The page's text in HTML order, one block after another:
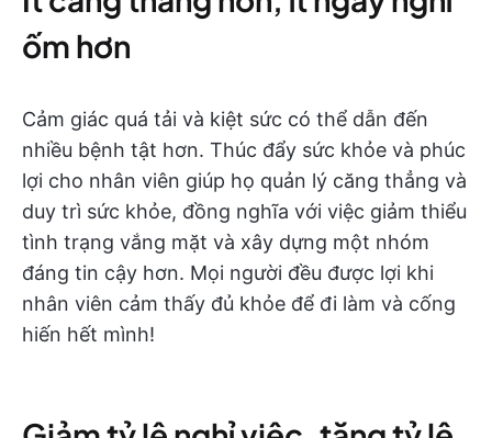
ốm hơn
Cảm giác quá tải và kiệt sức có thể dẫn đến
nhiều bệnh tật hơn. Thúc đẩy sức khỏe và phúc
lợi cho nhân viên giúp họ quản lý căng thẳng và
duy trì sức khỏe, đồng nghĩa với việc giảm thiểu
tình trạng vắng mặt và xây dựng một nhóm
đáng tin cậy hơn. Mọi người đều được lợi khi
nhân viên cảm thấy đủ khỏe để đi làm và cống
hiến hết mình!